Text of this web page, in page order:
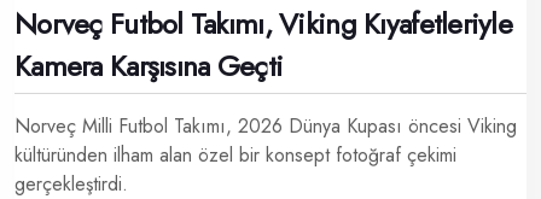
Norveç Futbol Takımı, Viking Kıyafetleriyle
Kamera Karşısına Geçti
Norveç Milli Futbol Takımı, 2026 Dünya Kupası öncesi Viking
kültüründen ilham alan özel bir konsept fotoğraf çekimi
gerçekleştirdi.